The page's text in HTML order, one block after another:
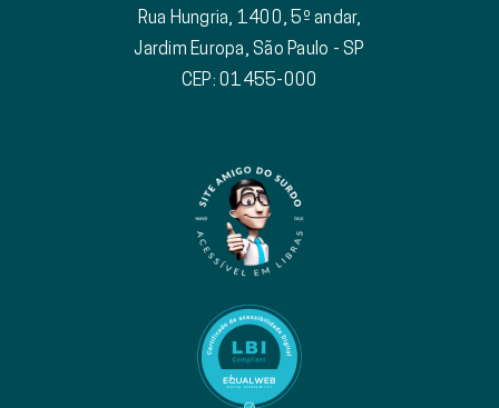
Rua Hungria, 1400, 5º andar,
Jardim Europa, São Paulo - SP
CEP: 01455-000